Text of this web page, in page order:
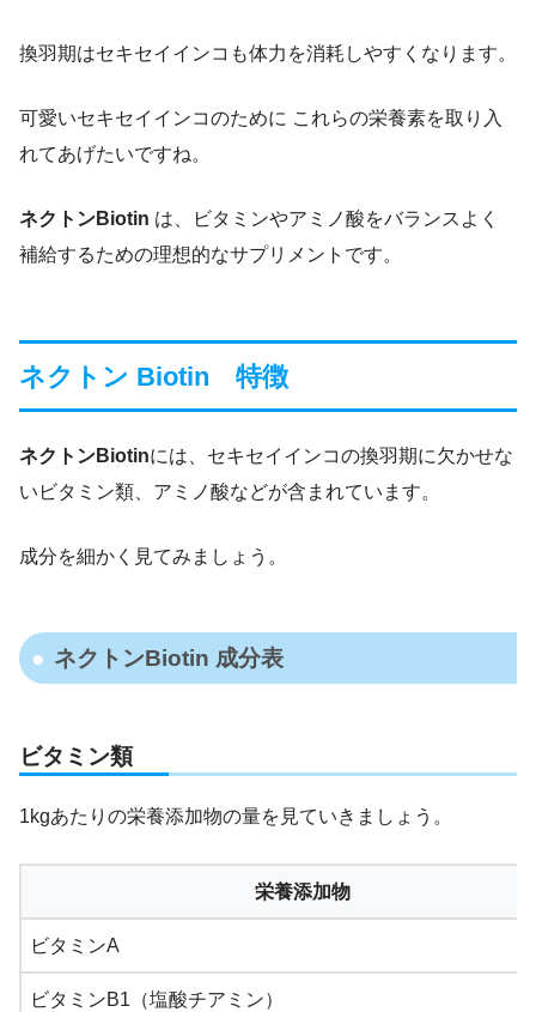
換羽期はセキセイインコも体力を消耗しやすくなります。
可愛いセキセイインコのために これらの栄養素を取り入
れてあげたいですね。
ネクトンBiotin は、ビタミンやアミノ酸をバランスよく
補給するための理想的なサプリメントです。
ネクトン Biotin 特徴
ネクトンBiotinには、セキセイインコの換羽期に欠かせな
いビタミン類、アミノ酸などが含まれています。
成分を細かく見てみましょう。
ネクトンBiotin 成分表
ビタミン類
1kgあたりの栄養添加物の量を見ていきましょう。
栄養添加物
ビタミンA
ビタミンB1（塩酸チアミン）